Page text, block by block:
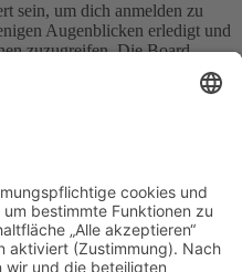
sein, um dich anmelden zu
Augenblicken erledigt und
zuzugreifen. Die Board-
auch zusätzliche
unsere
Regelungen, bevor du